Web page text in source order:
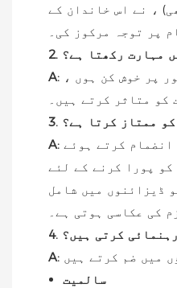
، نے اس خاندان کے
پر توجہ مرکوز کی۔
مہارت رکھتا ہے؟
A: پر خوش کن ہوں ،
متاثر کرتے ہیں۔
ممتاز کرتا ہے؟
A: کرتے ہوئے
پورا کرنے کے لئے
ڈیزائنوں میں شامل
کی عکاسی ہوتی ہے۔
کرتی ہیں؟
A:
سالمیت